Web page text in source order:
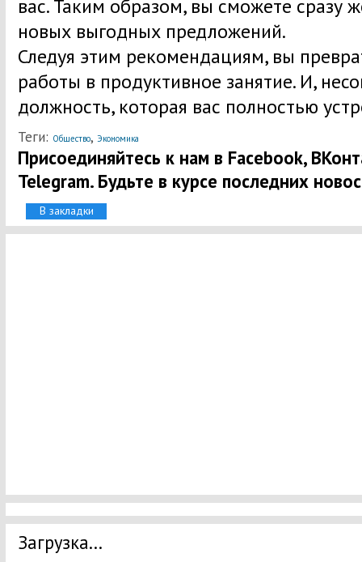
вас. Таким образом, вы сможете сразу
новых выгодных предложений.
Следуя этим рекомендациям, вы
работы в продуктивное занятие. И,
должность, которая вас полностью
Теги: Общество, Экономика
Присоединяйтесь к нам в Facebook,
Telegram. Будьте в курсе последних
В закладки
Загрузка...